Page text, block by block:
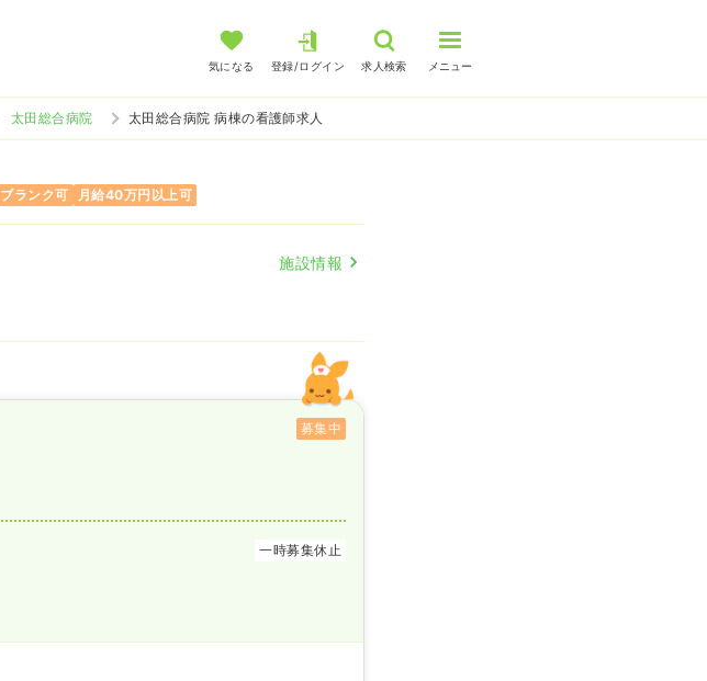
気になる 登録/ログイン 求人検索 メニュー
太田総合病院 太田総合病院 病棟の看護師求人
ブランク可 月給40万円以上可
施設情報
募集中
一時募集休止